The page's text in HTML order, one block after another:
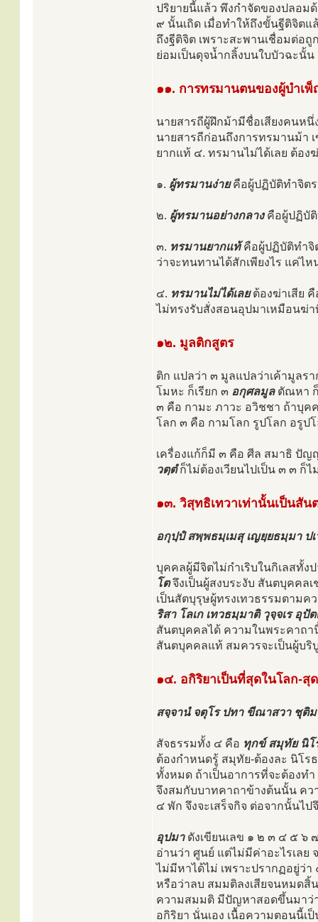
ปริยายนี้แล้ว พึงกำจัดของปลอม
๙ นั้นเถิด เมื่อทำให้ถึงขั้นฐีติจิต
ถึงฐีติจิต เพราะสะพานเชื่อมต่อ
ย่อมเป็นดุจน้ำกลิ้งบนใบบัวฉะนั้น
๑๑. การทรมานตนของผู้บำเ
นายสารถีผู้ฝึกม้ามีชื่อเสียงคนหนึ่
นายสารถีก่อนถึงการทรมานม้า
ยากแท้ ๔. ทรมานไม่ได้เลย ต้อง
๑. ผู้ทรมานง่ายคือผู้ปฏิบัติทำจิตร
๒. ผู้ทรมานอย่างกลางคือผู้ปฏิบัติ
๓. ทรมานยากแท้คือผู้ปฏิบัติทำจิ
ว่าจะทนทานได้สักเพียงไร แค่ไห
๔. ทรมานไม่ได้เลยต้องฆ่าเสีย
ไม่ทรงรับสั่งสอนอุปมาเหมือนฆ่า
๑๒. มูลติกสูตร
ติก แปลว่า ๓ มูลแปลว่าเค้ามูลรา
โมหะ ก็เรียก ๓ อกุศลมูลตัณหา ก็
๓ คือ กามะ ภาวะ อวิชชา ถ้าบุค
โลก ๓ คือ กามโลก รูปโลก อรูป
เครื่องแก้ก็มี ๓ คือ ศีล สมาธิ ปั
วตฺตํก็ไม่ต้องเวียนไปเป็น ๓ ๓ ก็
๑๓. วิสุทธิเทวาเท่านั้นเป็นสั
อกุปฺปํ สพฺพธมฺเมสุ เญยฺยธมฺมา ป
บุคคลผู้มีจิตไม่กำเริบในกิเลสทั้ง
โตจึงเป็นผู้สงบระงับ สันตบุคคล
เป็นสัตบุรุษผู้ทรงเทวธรรมตามค
ริสา โลเก เทวธมฺมาติ วุจฺจเร อุปั
สันตบุคคลได้ ความในพระคาถ
สันตบุคคลแท้ สมควรจะเป็นผู้บ
๑๔. อกิริยาเป็นที่สุดในโลก-
สจฺจานํ จตุโร ปทา ขีณาสวา ชุติม
สัจธรรมทั้ง ๔ คือ ทุกข์ สมุทัย นิโ
ต้องกำหนดรู้ สมุทัย-ต้องละ นิโร
ทั้งหมด ถ้าเป็นอาการที่จะต้องทำ
จึงสมกับบาทคาถาข้างต้นนั้น คว
๔ พัก จึงจะเสร็จกิจ ต่อจากนั้นไป
อุปมาดังเขียนเลข ๑ ๒ ๓ ๔ ๕ ๖
อ่านว่า ศูนย์ แต่ไม่มีค่าอะไรเลย
ไม่มีหาได้ไม่ เพราะปรากฏอยู่ว่
หรือว่าลบ สมมติลงเสียจนหมดสิ้
ความสมมติ มีปัญหาสอดขึ้นมาว่
อกิริยา นั่นเอง เนื้อความตอนนี้เ